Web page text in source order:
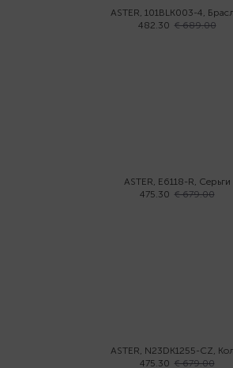
ASTER, 101BLK003-4,
482.30 € 689.00
ASTER, E6118-R, Серьги
475.30 € 679.00
ASTER, N23DK1255-CZ,
475.30 € 679.00